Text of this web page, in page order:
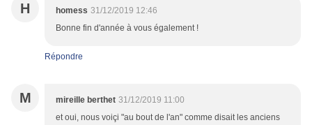
H homess 31/12/2019 12:46
Bonne fin d'année à vous également !
Répondre
M mireille berthet 31/12/2019 11:00
et oui, nous voiçi "au bout de l'an" comme disait les anciens